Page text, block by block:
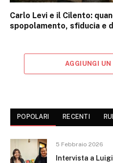
Carlo Levi e il Cilento:
spopolamento, sfiducia e
AGGIUNGI
POPOLARI RECENTI
5 Febbraio 2026
Intervista a